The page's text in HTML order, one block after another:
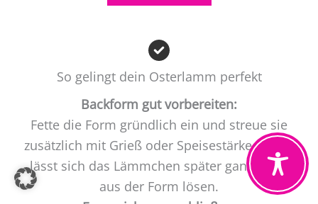
So gelingt dein Osterlamm perfekt
Backform gut vorbereiten:
Fette die Form gründlich ein und streue sie
zusätzlich mit Grieß oder Speisestärke aus so
lässt sich das Lämmchen später ganz leicht
aus der Form lösen.